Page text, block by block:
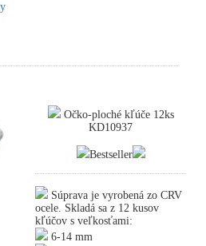
Očko-ploché kľúče 12ks
KD10937
Bestseller
Súprava je vyrobená zo CRV
ocele. Skladá sa z 12 kusov
kľúčov s veľkosťami:
6-14 mm